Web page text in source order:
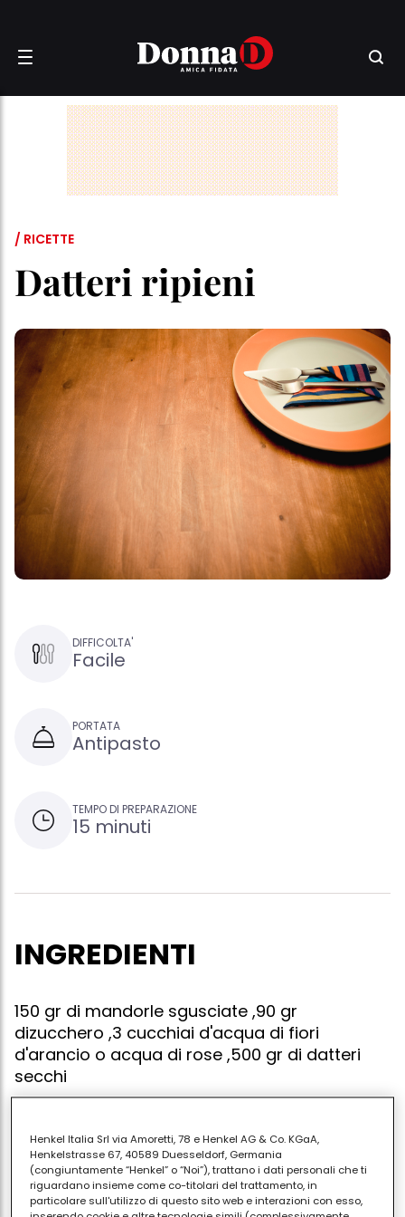
/ RICETTE
Datteri ripieni
DIFFICOLTA'
Facile
PORTATA
Antipasto
TEMPO DI PREPARAZIONE
15 minuti
INGREDIENTI
150 gr di mandorle sgusciate ,90 gr
dizucchero ,3 cucchiai d'acqua di fiori
d'arancio o acqua di rose ,500 gr di datteri
secchi
Tritate le mandorle (si trovano in commercio anche
già tritate) e lavoratele con lo zucchero.unite l'acqua
aromatica. impastate il tutto con le mani in modo da
Henkel Italia Srl via Amoretti, 78 e Henkel AG & Co. KGaA,
Henkelstrasse 67, 40589 Duesseldorf, Germania
(congiuntamente “Henkel” o “Noi”), trattano i dati personali che ti
riguardano insieme come co-titolari del trattamento, in
particolare sull'utilizzo di questo sito web e interazioni con esso,